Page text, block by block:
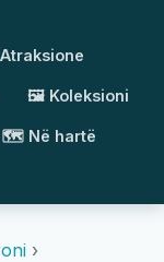
🖼️ Koleksioni
🗺️ Në hartë
›